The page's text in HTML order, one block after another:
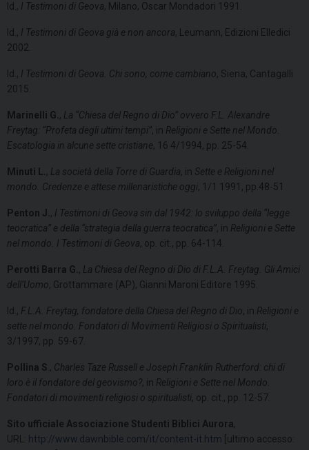
Id., I Testimoni di Geova, Milano, Oscar Mondadori 1991.
Id., I Testimoni di Geova già e non ancora, Leumann, Edizioni Elledici
2002.
Id., I Testimoni di Geova. Chi sono, come cambiano, Siena, Cantagalli
2015.
Marinelli G. , La “Chiesa del Regno di Dio” ovvero F.L. Alexandre
Freytag: “Profeta degli ultimi tempi”, in Religioni e Sette nel Mondo.
Escatologia in alcune sette cristiane, 16 4/1994, pp. 25-54.
Minuti L. , La società della Torre di Guardia, in Sette e Religioni nel
mondo. Credenze e attese millenaristiche oggi, 1/1 1991, pp.48-51
Penton J. , I Testimoni di Geova sin dal 1942: lo sviluppo della “legge
teocratica” e della “strategia della guerra teocratica”, in Religioni e Sette
nel mondo. I Testimoni di Geova, op. cit., pp. 64-114.
Perotti Barra G. , La Chiesa del Regno di Dio di F.L.A. Freytag. Gli Amici
dell’Uomo, Grottammare (AP), Gianni Maroni Editore 1995.
Id., F.L.A. Freytag, fondatore della Chiesa del Regno di Dio, in Religioni e
sette nel mondo. Fondatori di Movimenti Religiosi o Spiritualisti,
3/1997, pp. 59-67.
Pollina S., Charles Taze Russell e Joseph Franklin Rutherford: chi di
loro è il fondatore del geovismo?, in Religioni e Sette nel Mondo.
Fondatori di movimenti religiosi o spiritualisti, op. cit., pp. 12-57.
Sito ufficiale Associazione Studenti Biblici Aurora,
URL: http://www.dawnbible.com/it/content-it.htm [ultimo accesso: